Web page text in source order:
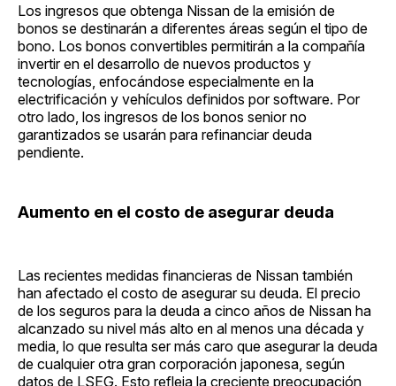
Los ingresos que obtenga Nissan de la emisión de
bonos se destinarán a diferentes áreas según el tipo de
bono. Los bonos convertibles permitirán a la compañía
invertir en el desarrollo de nuevos productos y
tecnologías, enfocándose especialmente en la
electrificación y vehículos definidos por software. Por
otro lado, los ingresos de los bonos senior no
garantizados se usarán para refinanciar deuda
pendiente.
Aumento en el costo de asegurar deuda
Las recientes medidas financieras de Nissan también
han afectado el costo de asegurar su deuda. El precio
de los seguros para la deuda a cinco años de Nissan ha
alcanzado su nivel más alto en al menos una década y
media, lo que resulta ser más caro que asegurar la deuda
de cualquier otra gran corporación japonesa, según
datos de LSEG. Esto refleja la creciente preocupación